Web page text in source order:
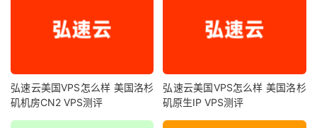
弘速云美国VPS怎么样 美国洛杉
矶机房CN2 VPS测评
弘速云美国VPS怎么样 美国洛杉
矶原生IP VPS测评